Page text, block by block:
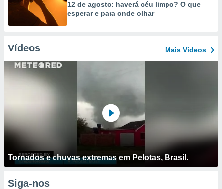
12 de agosto: haverá céu limpo? O que
esperar e para onde olhar
Vídeos Mais Vídeos
Tornados e chuvas extremas em Pelotas, Brasil.
Siga-nos